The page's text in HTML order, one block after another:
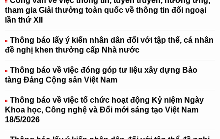
tham gia Giải thưởng toàn quốc về thông tin đối ngoại
lần thứ XII
Thông báo lấy ý kiến nhân dân đối với tập thể, cá nhân
đề nghị khen thưởng cấp Nhà nước
Thông báo về việc đóng góp tư liệu xây dựng Bảo
tàng Đảng Cộng sản Việt Nam
Thông báo về việc tổ chức hoạt động Kỷ niệm Ngày
Khoa học, Công nghệ và Đổi mới sáng tạo Việt Nam
18/5/2026